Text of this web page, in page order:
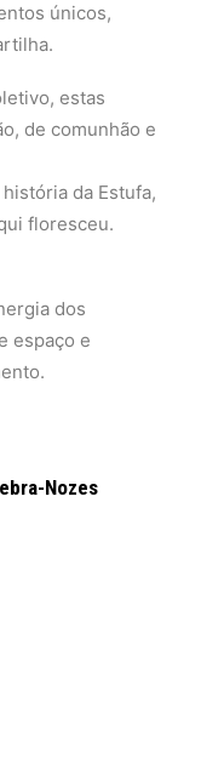
únicos,
estas
de comunhão e
da Estufa,
floresceu.
dos
espaço e
Nozes